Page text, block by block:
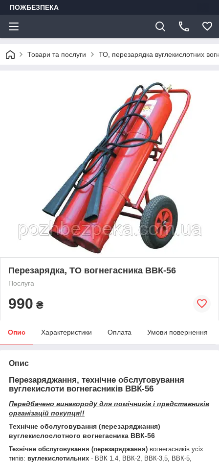
ПОЖБЕЗПЕКА
Товари та послуги ТО, перезарядка вуглекислотних
Перезарядка, ТО вогнегасника ВВК-56
Послуга
990 ₴
Опис Характеристики Оплата Умови повернення
Опис
Перезаряджання, технічне обслуговування
вуглекислоти вогнегасників ВВК-56
Передбачено винагороду для помічників і представників
організацій покупця!!
Технічне обслуговування (перезаряджання)
вуглекислослотного вогнегасника ВВК-56
Технічне обслуговування (перезаряджання) вогнегасників усіх
типів: вуглекислотильних - ВВК 1.4, ВВК-2, ВВК-3,5, ВВК-5,